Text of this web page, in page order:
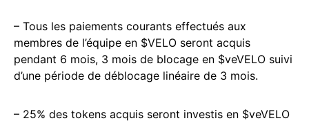
– Tous les paiements courants effectués aux
membres de l’équipe en $VELO seront acquis
pendant 6 mois, 3 mois de blocage en $veVELO suivi
d’une période de déblocage linéaire de 3 mois.
– 25% des tokens acquis seront investis en $veVELO